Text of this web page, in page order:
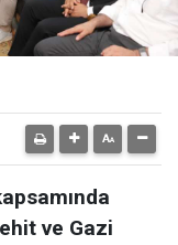
ve Gazi